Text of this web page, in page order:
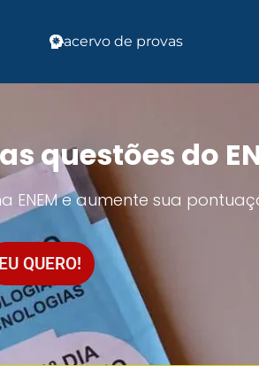
acervo de provas
questões do
ENEM e aumente sua
EU QUERO!